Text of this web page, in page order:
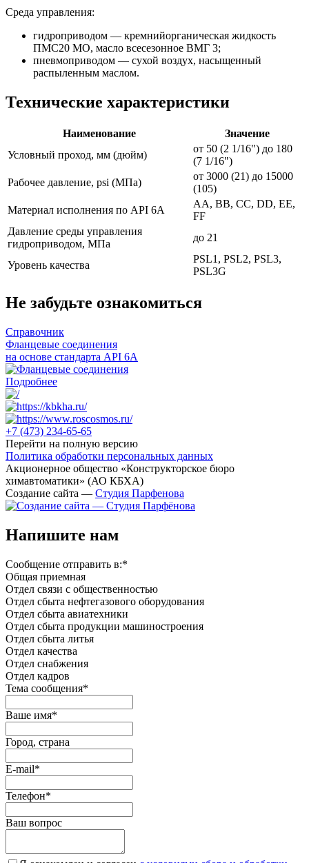
Среда управления:
гидроприводом — кремнийорганическая жидкость
ПМС20 МО, масло всесезонное ВМГ 3;
пневмоприводом — сухой воздух, насыщенный
распыленным маслом.
Технические характеристики
Наименование
Значение
Условный проход, мм (дюйм)
от 50 (2 1/16") до 180
(7 1/16")
Рабочее давление, psi (МПа)
от 3000 (21) до 15000
(105)
Материал исполнения по API 6А
АА, ВВ, СС, DD, ЕЕ,
FF
Давление среды управления
гидроприводом, МПа
до 21
Уровень качества
PSL1, PSL2, PSL3,
PSL3G
Не забудьте ознакомиться
Справочник
Фланцевые соединения
на основе стандарта API 6A
Подробнее
+7 (473) 234-65-65
Перейти на полную версию
Политика обработки персональных данных
Акционерное общество «Конструкторское бюро
химавтоматики» (АО КБХА)
Создание сайта — Студия Парфенова
Напишите нам
Сообщение отправить в:*
Общая приемная
Отдел связи с общественностью
Oтдел сбыта нефтегазового оборудования
Отдел сбыта авиатехники
Отдел сбыта продукции машиностроения
Отдел сбыта литья
Отдел качества
Oтдел снабжения
Отдел кадров
Тема сообщения*
Ваше имя*
Город, страна
E-mail*
Телефон*
Ваш вопрос